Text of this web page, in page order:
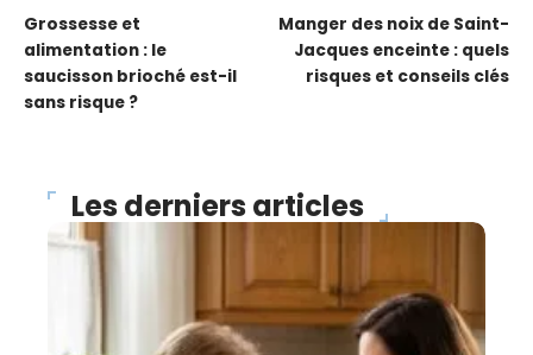
Grossesse et
alimentation : le
saucisson brioché est-il
sans risque ?
Manger des noix de Saint-
Jacques enceinte : quels
risques et conseils clés
Les derniers articles